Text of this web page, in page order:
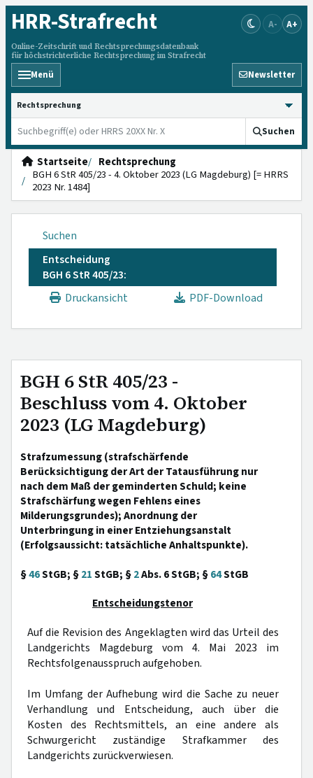
HRR-Strafrecht
Online-Zeitschrift und Rechtsprechungsdatenbank
für höchstrichterliche Rechtsprechung im Strafrecht
A- A+
Menü Newsletter
HRRS durchsuchen
Suchen
Startseite
Rechtsprechung
BGH 6 StR 405/23 - 4. Oktober 2023 (LG Magdeburg) [= HRRS
2023 Nr. 1484]
Suchen
Entscheidung
BGH 6 StR 405/23:
Druckansicht
PDF-Download
BGH 6 StR 405/23 -
Beschluss vom 4. Oktober
2023 (LG Magdeburg)
Strafzumessung (strafschärfende
Berücksichtigung der Art der Tatausführung nur
nach dem Maß der geminderten Schuld; keine
Strafschärfung wegen Fehlens eines
Milderungsgrundes); Anordnung der
Unterbringung in einer Entziehungsanstalt
(Erfolgsaussicht: tatsächliche Anhaltspunkte).
§46StGB; §21StGB; §2Abs. 6 StGB; §64StGB
Entscheidungstenor
Auf die Revision des Angeklagten wird das Urteil des
Landgerichts Magdeburg vom 4. Mai 2023 im
Rechtsfolgenausspruch aufgehoben.
Im Umfang der Aufhebung wird die Sache zu neuer
Verhandlung und Entscheidung, auch über die
Kosten des Rechtsmittels, an eine andere als
Schwurgericht zuständige Strafkammer des
Landgerichts zurückverwiesen.